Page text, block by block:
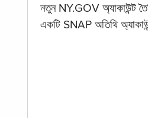
নতুন NY.GOV অ্যাকাউন্ট
একটি SNAP অতিথি